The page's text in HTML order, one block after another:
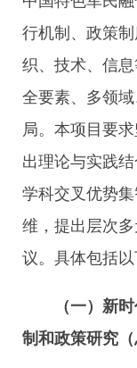
行机制、政策
织、技术、信
全要素、多领
局。本项目要
出理论与实践
学科交叉优势
维，提出层次
议。具体包括以
（一）新
制和政策研究（